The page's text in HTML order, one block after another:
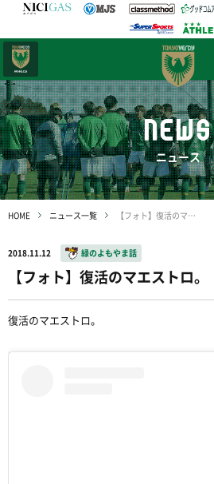
NEWS
ニュース
HOME ニュース一覧 【フォト】復活のマエストロ。
2018.11.12 緑のよもやま話
【フォト】復活のマエストロ。
復活のマエストロ。